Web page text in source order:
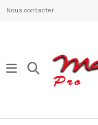
Nous contacter